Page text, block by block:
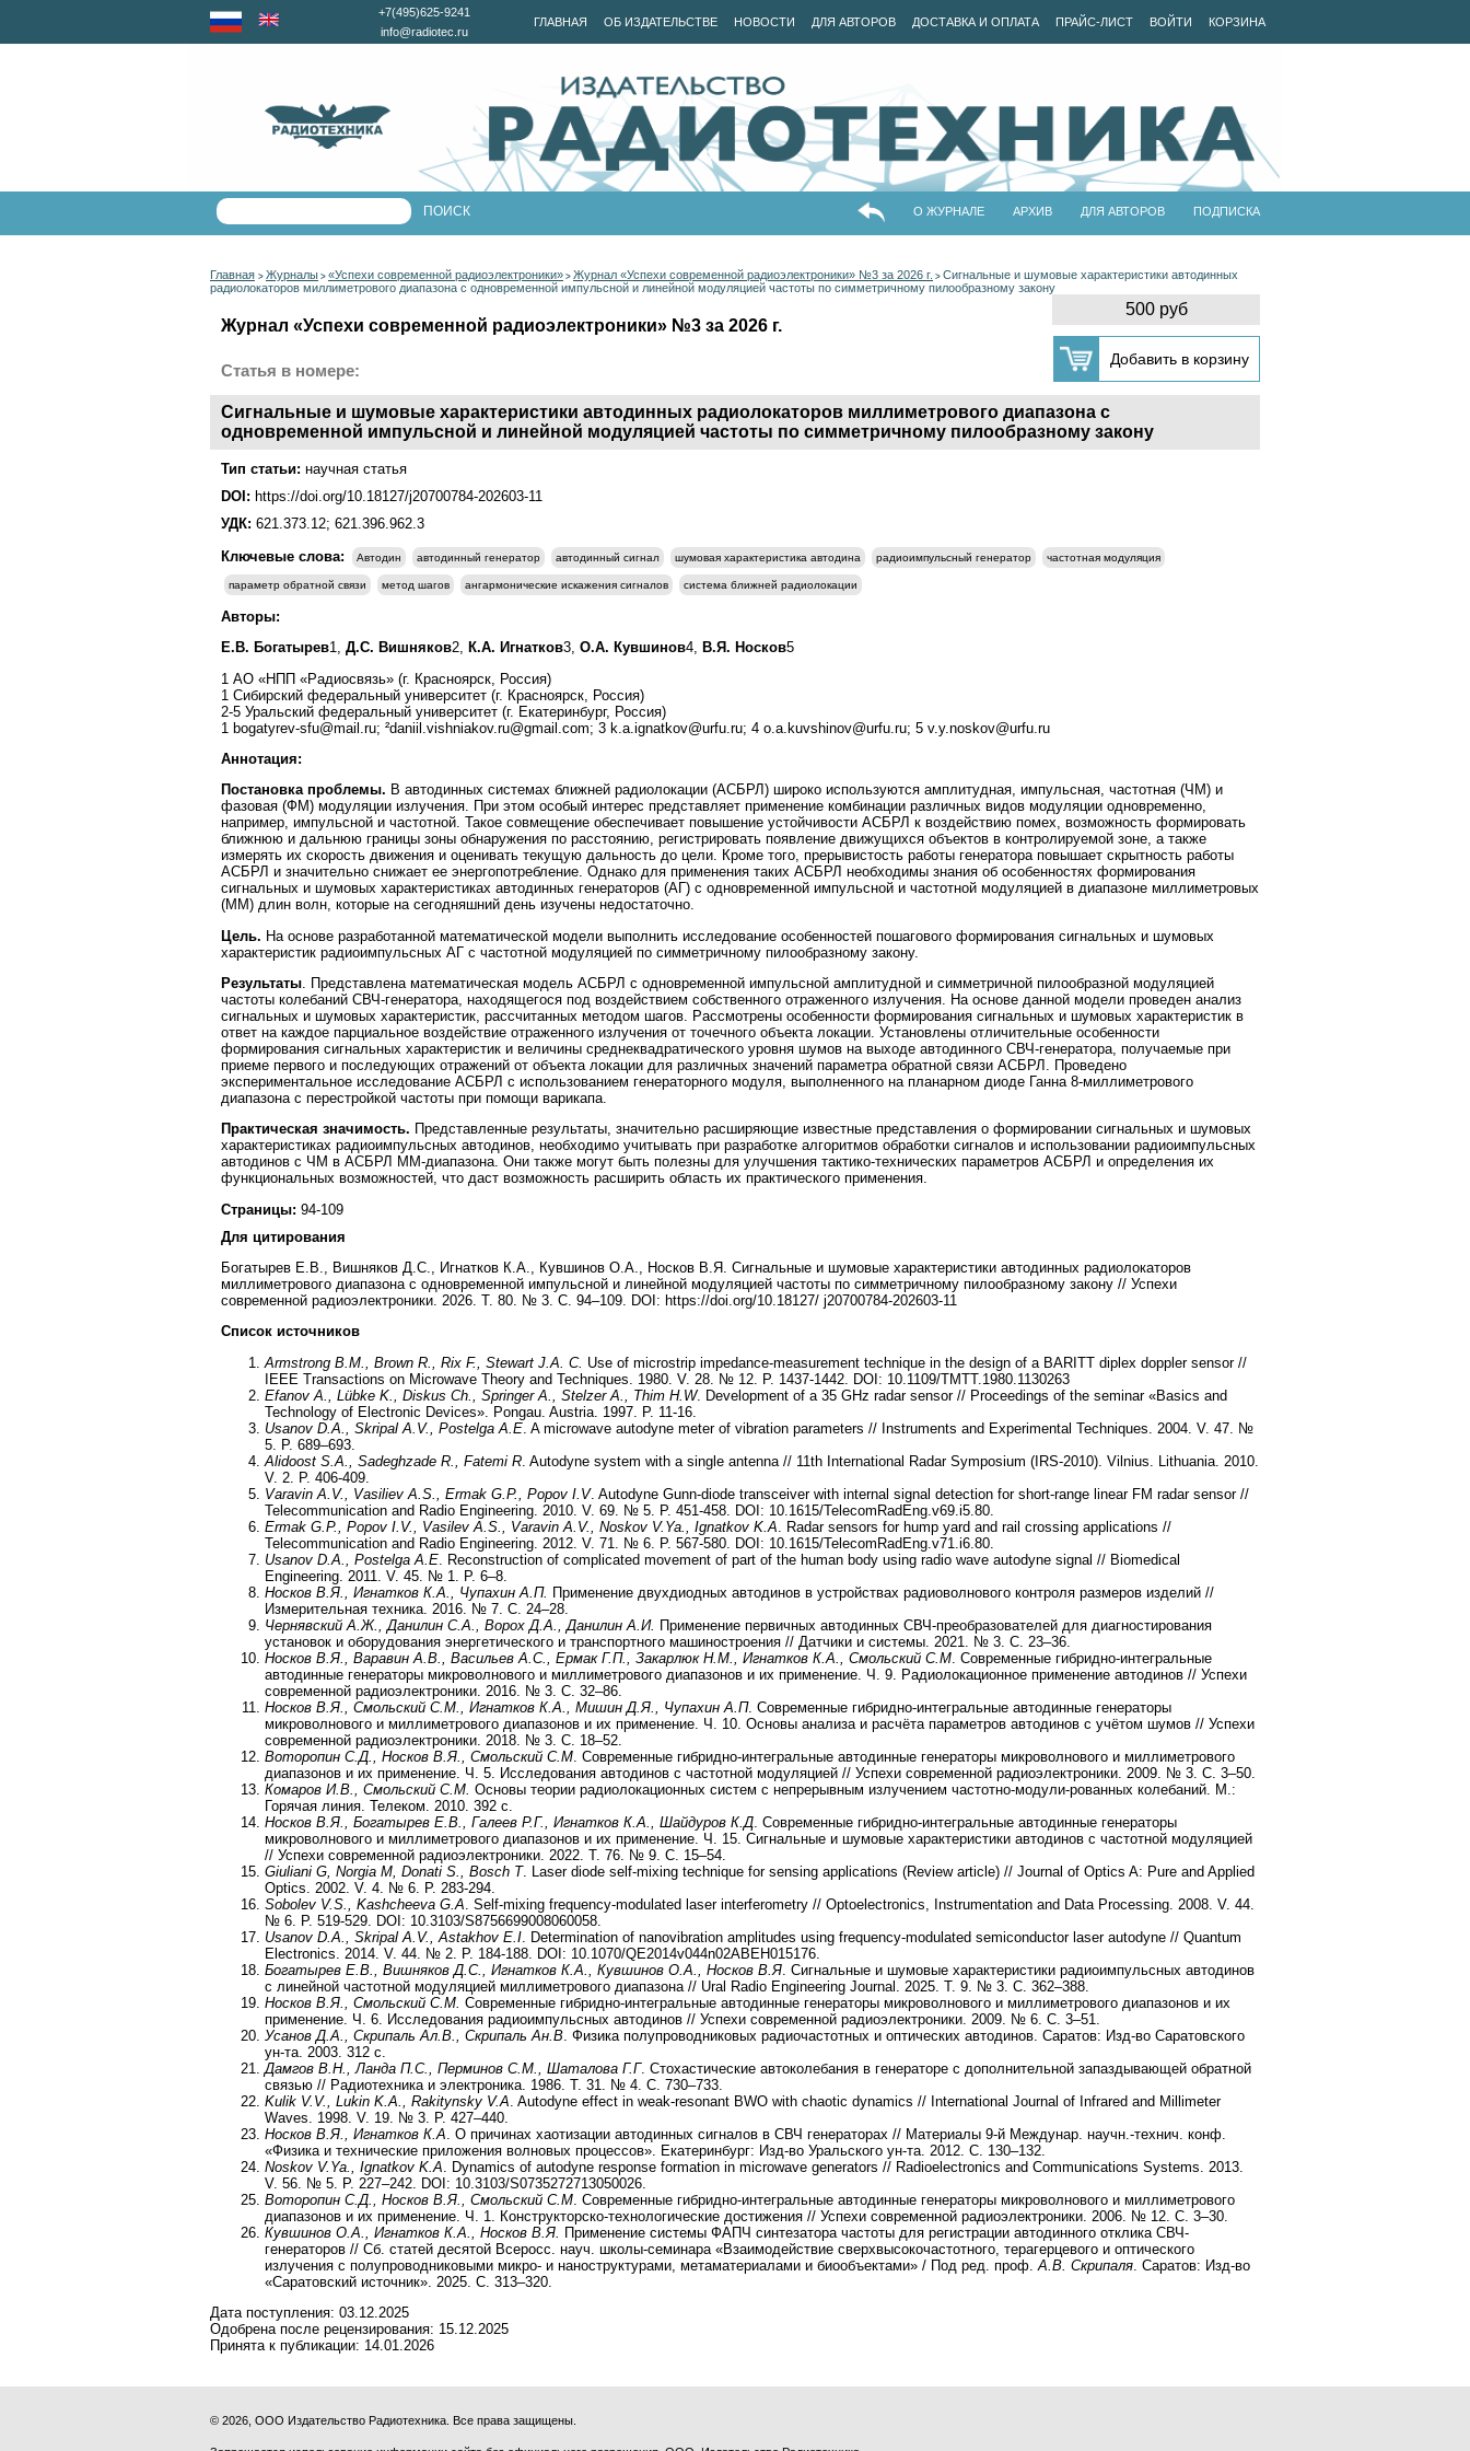
ГЛАВНАЯ ОБ ИЗДАТЕЛЬСТВЕ НОВОСТИ ДЛЯ АВТОРОВ ДОСТАВКА И ОПЛАТА ПРАЙС-ЛИСТ ВОЙТИ КОРЗИНА
+7(495)625-9241
info@radiotec.ru
О ЖУРНАЛЕ АРХИВ ДЛЯ АВТОРОВ ПОДПИСКА
Главная > Журналы > «Успехи современной радиоэлектроники» > Журнал «Успехи современной радиоэлектроники» №3 за 2026 г. > Сигнальные и шумовые характеристики автодинных
радиолокаторов миллиметрового диапазона с одновременной импульсной и линейной модуляцией частоты по симметричному пилообразному закону
500 руб
Журнал «Успехи современной радиоэлектроники» №3 за 2026 г.
Статья в номере:
Сигнальные и шумовые характеристики автодинных радиолокаторов миллиметрового диапазона с
одновременной импульсной и линейной модуляцией частоты по симметричному пилообразному закону
Тип статьи: научная статья
DOI: https://doi.org/10.18127/j20700784-202603-11
УДК: 621.373.12; 621.396.962.3
Ключевые слова:
Автодин автодинный генератор автодинный сигнал шумовая характеристика автодина радиоимпульсный генератор частотная модуляция
параметр обратной связи метод шагов ангармонические искажения сигналов система ближней радиолокации
Авторы:
Е.В. Богатырев1, Д.С. Вишняков2, К.А. Игнатков3, О.А. Кувшинов4, В.Я. Носков5
1 АО «НПП «Радиосвязь» (г. Красноярск, Россия)
1 Сибирский федеральный университет (г. Красноярск, Россия)
2-5 Уральский федеральный университет (г. Екатеринбург, Россия)
1 bogatyrev-sfu@mail.ru; ²daniil.vishniakov.ru@gmail.com; 3 k.a.ignatkov@urfu.ru; 4 o.a.kuvshinov@urfu.ru; 5 v.y.noskov@urfu.ru
Аннотация:
Постановка проблемы. В автодинных системах ближней радиолокации (АСБРЛ) широко используются амплитудная, импульсная, частотная (ЧМ) и
фазовая (ФМ) модуляции излучения. При этом особый интерес представляет применение комбинации различных видов модуляции одновременно,
например, импульсной и частотной. Такое совмещение обеспечивает повышение устойчивости АСБРЛ к воздействию помех, возможность формировать
ближнюю и дальнюю границы зоны обнаружения по расстоянию, регистрировать появление движущихся объектов в контролируемой зоне, а также
измерять их скорость движения и оценивать текущую дальность до цели. Кроме того, прерывистость работы генератора повышает скрытность работы
АСБРЛ и значительно снижает ее энергопотребление. Однако для применения таких АСБРЛ необходимы знания об особенностях формирования
сигнальных и шумовых характеристиках автодинных генераторов (АГ) с одновременной импульсной и частотной модуляцией в диапазоне миллиметровых
(ММ) длин волн, которые на сегодняшний день изучены недостаточно.
Цель. На основе разработанной математической модели выполнить исследование особенностей пошагового формирования сигнальных и шумовых
характеристик радиоимпульсных АГ с частотной модуляцией по симметричному пилообразному закону.
Результаты . Представлена математическая модель АСБРЛ с одновременной импульсной амплитудной и симметричной пилообразной модуляцией
частоты колебаний СВЧ-генератора, находящегося под воздействием собственного отраженного излучения. На основе данной модели проведен анализ
сигнальных и шумовых характеристик, рассчитанных методом шагов. Рассмотрены особенности формирования сигнальных и шумовых характеристик в
ответ на каждое парциальное воздействие отраженного излучения от точечного объекта локации. Установлены отличительные особенности
формирования сигнальных характеристик и величины среднеквадратического уровня шумов на выходе автодинного СВЧ-генератора, получаемые при
приеме первого и последующих отражений от объекта локации для различных значений параметра обратной связи АСБРЛ. Проведено
экспериментальное исследование АСБРЛ с использованием генераторного модуля, выполненного на планарном диоде Ганна 8-миллиметрового
диапазона с перестройкой частоты при помощи варикапа.
Практическая значимость. Представленные результаты, значительно расширяющие известные представления о формировании сигнальных и шумовых
характеристиках радиоимпульсных автодинов, необходимо учитывать при разработке алгоритмов обработки сигналов и использовании радиоимпульсных
автодинов с ЧМ в АСБРЛ ММ-диапазона. Они также могут быть полезны для улучшения тактико-технических параметров АСБРЛ и определения их
функциональных возможностей, что даст возможность расширить область их практического применения.
Страницы: 94-109
Для цитирования
Богатырев Е.В., Вишняков Д.С., Игнатков К.А., Кувшинов О.А., Носков В.Я. Сигнальные и шумовые характеристики автодинных радиолокаторов
миллиметрового диапазона с одновременной импульсной и линейной модуляцией частоты по симметричному пилообразному закону // Успехи
современной радиоэлектроники. 2026. T. 80. № 3. С. 94–109. DOI: https://doi.org/10.18127/ j20700784-202603-11
Список источников
Armstrong B.M., Brown R., Rix F., Stewart J.A. C. Use of microstrip impedance-measurement technique in the design of a BARITT diplex doppler sensor //
IEEE Transactions on Microwave Theory and Techniques. 1980. V. 28. № 12. P. 1437-1442. DOI: 10.1109/TMTT.1980.1130263
Efanov A., Lübke K., Diskus Ch., Springer A., Stelzer A., Thim H.W. Development of a 35 GHz radar sensor // Proceedings of the seminar «Basics and
Technology of Electronic Devices». Pongau. Austria. 1997. P. 11-16.
Usanov D.A., Skripal A.V., Postelga A.E . A microwave autodyne meter of vibration parameters // Instruments and Experimental Techniques. 2004. V. 47. №
5. P. 689–693.
Alidoost S.A., Sadeghzade R., Fatemi R . Autodyne system with a single antenna // 11th International Radar Symposium (IRS-2010). Vilnius. Lithuania. 2010.
V. 2. P. 406-409.
Varavin A.V., Vasiliev A.S., Ermak G.P., Popov I.V. Autodyne Gunn-diode transceiver with internal signal detection for short-range linear FM radar sensor //
Telecommunication and Radio Engineering. 2010. V. 69. № 5. P. 451-458. DOI: 10.1615/TelecomRadEng.v69.i5.80.
Ermak G.P., Popov I.V., Vasilev A.S., Varavin A.V., Noskov V.Ya., Ignatkov K.A . Radar sensors for hump yard and rail crossing applications //
Telecommunication and Radio Engineering. 2012. V. 71. № 6. P. 567-580. DOI: 10.1615/TelecomRadEng.v71.i6.80.
Usanov D.A., Postelga A.E . Reconstruction of complicated movement of part of the human body using radio wave autodyne signal // Biomedical
Engineering. 2011. V. 45. № 1. P. 6–8.
Носков В.Я., Игнатков К.А., Чупахин А.П. Применение двухдиодных автодинов в устройствах радиоволнового контроля размеров изделий //
Измерительная техника. 2016. № 7. С. 24–28.
Чернявский А.Ж., Данилин С.А., Ворох Д.А., Данилин А.И. Применение первичных автодинных СВЧ-преобразователей для диагностирования
установок и оборудования энергетического и транспортного машиностроения // Датчики и системы. 2021. № 3. С. 23–36.
Носков В.Я., Варавин А.В., Васильев А.C., Ермак Г.П., Закарлюк Н.М., Игнатков К.А., Смольский С.М . Современные гибридно-интегральные
автодинные генераторы микроволнового и миллиметрового диапазонов и их применение. Ч. 9. Радиолокационное применение автодинов // Успехи
современной радиоэлектроники. 2016. № 3. С. 32–86.
Носков В.Я., Смольский С.М., Игнатков К.А., Мишин Д.Я., Чупахин А.П. Современные гибридно-интегральные автодинные генераторы
микроволнового и миллиметрового диапазонов и их применение. Ч. 10. Основы анализа и расчёта параметров автодинов с учётом шумов // Успехи
современной радиоэлектроники. 2018. № 3. С. 18–52.
Воторопин С.Д., Носков В.Я., Смольский С.М . Современные гибридно-интегральные автодинные генераторы микроволнового и миллиметрового
диапазонов и их применение. Ч. 5. Исследования автодинов с частотной модуляцией // Успехи современной радиоэлектроники. 2009. № 3. С. 3–50.
Комаров И.В., Смольский С.М. Основы теории радиолокационных систем с непрерывным излучением частотно-модули-рованных колебаний. М.:
Горячая линия. Телеком. 2010. 392 с.
Носков В.Я., Богатырев Е.В., Галеев Р.Г., Игнатков К.А., Шайдуров К.Д . Современные гибридно-интегральные автодинные генераторы
микроволнового и миллиметрового диапазонов и их применение. Ч. 15. Сигнальные и шумовые характеристики автодинов с частотной модуляцией
// Успехи современной радиоэлектроники. 2022. Т. 76. № 9. С. 15–54.
Giuliani G, Norgia M, Donati S., Bosch T. Laser diode self-mixing technique for sensing applications (Review article) // Journal of Optics A: Pure and Applied
Optics. 2002. V. 4. № 6. P. 283-294.
Sobolev V.S., Kashcheeva G.A . Self-mixing frequency-modulated laser interferometry // Optoelectronics, Instrumentation and Data Processing. 2008. V. 44.
№ 6. P. 519-529. DOI: 10.3103/S8756699008060058.
Usanov D.A., Skripal A.V., Astakhov E.I . Determination of nanovibration amplitudes using frequency-modulated semiconductor laser autodyne // Quantum
Electronics. 2014. V. 44. № 2. P. 184-188. DOI: 10.1070/QE2014v044n02ABEH015176.
Богатырев Е. В Вишняков Д С., Игнатков К А Кувшинов О А Носков В Я . Сигнальные и шумовые характеристики радиоимпульсных автодинов
с линейной частотной модуляцией миллиметрового диапазона // Ural Radio Engineering Journal. 2025. Т. 9. № 3. С. 362–388.
Носков В.Я., Смольский С.М. Современные гибридно-интегральные автодинные генераторы микроволнового и миллиметрового диапазонов и их
применение. Ч. 6. Исследования радиоимпульсных автодинов // Успехи современной радиоэлектроники. 2009. № 6. С. 3–51.
Усанов Д.А., Скрипаль Ал.В., Скрипаль Ан.В . Физика полупроводниковых радиочастотных и оптических автодинов. Саратов: Изд-во Саратовского
ун-та. 2003. 312 с.
Дамгов В.Н., Ланда П.С., Перминов С.М., Шаталова Г.Г. Стохастические автоколебания в генераторе с дополнительной запаздывающей обратной
связью // Радиотехника и электроника. 1986. Т. 31. № 4. С. 730–733.
Kulik V.V., Lukin K.A., Rakitynsky V.A . Autodyne effect in weak-resonant BWO with chaotic dynamics // International Journal of Infrared and Millimeter
Waves. 1998. V. 19. № 3. P. 427–440.
Носков В.Я., Игнатков К.А . О причинах хаотизации автодинных сигналов в СВЧ генераторах // Материалы 9-й Междунар. научн.-технич. конф.
«Физика и технические приложения волновых процессов». Екатеринбург: Изд-во Уральского ун-та. 2012. С. 130–132.
Noskov V.Ya., Ignatkov K.A . Dynamics of autodyne response formation in microwave generators // Radioelectronics and Communications Systems. 2013.
V. 56. № 5. P. 227–242. DOI: 10.3103/S0735272713050026.
Воторопин С.Д., Носков В.Я., Смольский С.М . Современные гибридно-интегральные автодинные генераторы микроволнового и миллиметрового
диапазонов и их применение. Ч. 1. Конструкторско-технологические достижения // Успехи современной радиоэлектроники. 2006. № 12. С. 3–30.
Кувшинов О.А., Игнатков К.А., Носков В.Я. Применение системы ФАПЧ синтезатора частоты для регистрации автодинного отклика СВЧ-
генераторов // Сб. статей десятой Всеросс. науч. школы-семинара «Взаимодействие сверхвысокочастотного, терагерцевого и оптического
излучения с полупроводниковыми микро- и наноструктурами, метаматериалами и биообъектами» / Под ред. проф. А.В. Скрипаля . Саратов: Изд-во
«Саратовский источник». 2025. С. 313–320.
Дата поступления: 03.12.2025
Одобрена после рецензирования: 15.12.2025
Принята к публикации: 14.01.2026
© 2026, ООО Издательство Радиотехника. Все права защищены.